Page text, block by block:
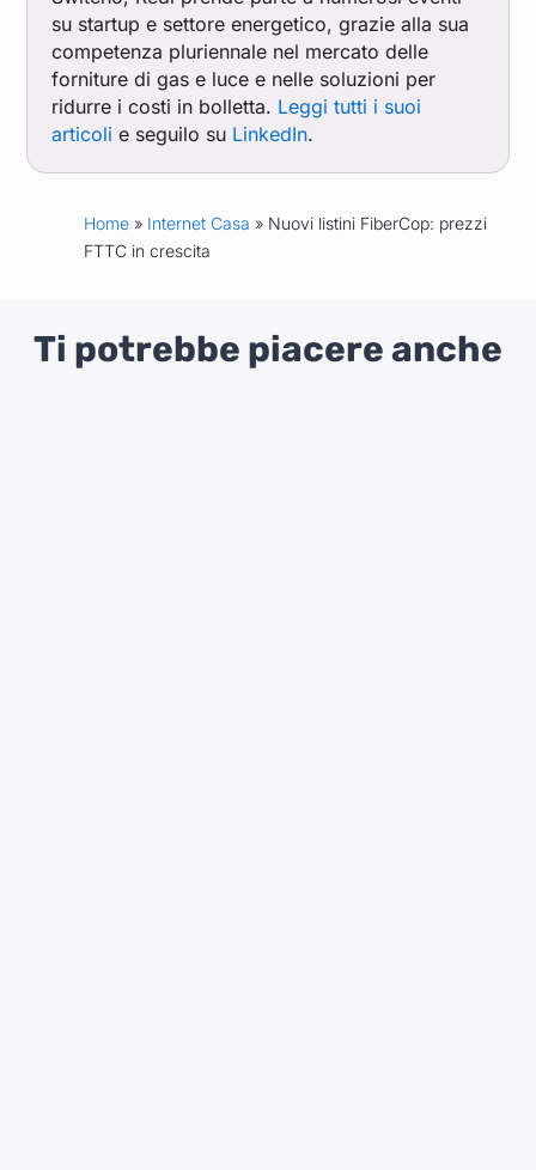
su startup e settore energetico, grazie alla sua
competenza pluriennale nel mercato delle
forniture di gas e luce e nelle soluzioni per
ridurre i costi in bolletta. Leggi tutti i suoi
articoli e seguilo su LinkedIn.
Home» Internet Casa » Nuovi listini FiberCop: prezzi
FTTC in crescita
Ti potrebbe piacere anche